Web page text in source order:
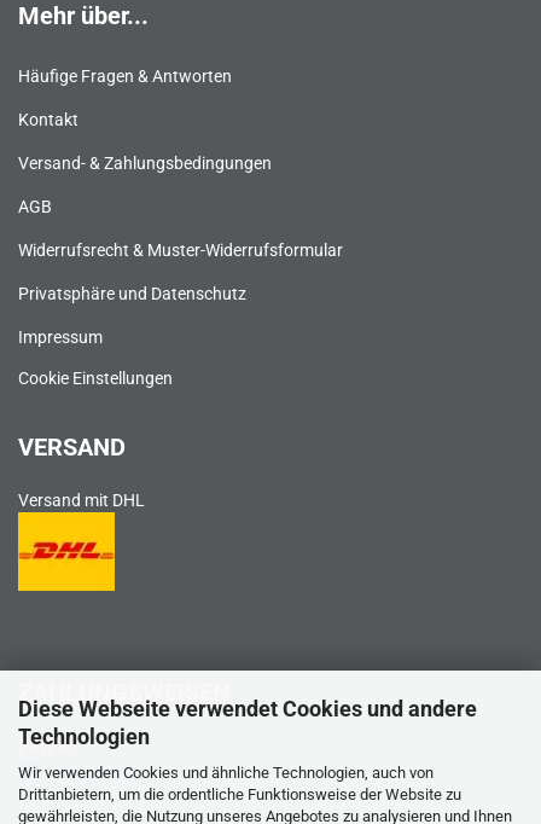
Diese Webseite verwendet Cookies und andere
Technologien
Wir verwenden Cookies und ähnliche Technologien, auch von
Drittanbietern, um die ordentliche Funktionsweise der Website zu
gewährleisten, die Nutzung unseres Angebotes zu analysieren und Ihnen
Mehr über...
Häufige Fragen & Antworten
Kontakt
Versand- & Zahlungsbedingungen
AGB
Widerrufsrecht & Muster-Widerrufsformular
Privatsphäre und Datenschutz
Impressum
Cookie Einstellungen
VERSAND
Versand mit DHL
ZAHLUNGSWEISEN
PayPal